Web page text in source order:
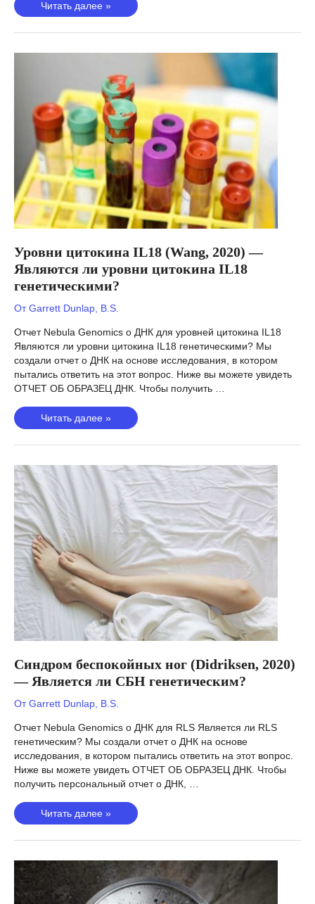
Критическое
заболевание
COVID-
2020
г.)
—
Является
ли
тяжесть
генетической?
Читать далее »
Уровни цитокина IL18 (Wang, 2020) —
Являются ли уровни цитокина IL18
генетическими?
ОтGarrett Dunlap, B.S.
Отчет Nebula Genomics о ДНК для уровней цитокина IL18
Являются ли уровни цитокина IL18 генетическими? Мы
создали отчет о ДНК на основе исследования, в котором
пытались ответить на этот вопрос. Ниже вы можете увидеть
ОТЧЕТ ОБ ОБРАЗЕЦ ДНК. Чтобы получить …
Уровни
цитокина
IL18
2020)
—
Являются
ли
уровни
цитокина
IL18
генетическими?
Читать далее »
Синдром беспокойных ног (Didriksen, 2020)
— Является ли СБН генетическим?
ОтGarrett Dunlap, B.S.
Отчет Nebula Genomics о ДНК для RLS Является ли RLS
генетическим? Мы создали отчет о ДНК на основе
исследования, в котором пытались ответить на этот вопрос.
Ниже вы можете увидеть ОТЧЕТ ОБ ОБРАЗЕЦ ДНК. Чтобы
получить персональный отчет о ДНК, …
Синдром
беспокойных
ног
2020)
—
Является
Читать далее »